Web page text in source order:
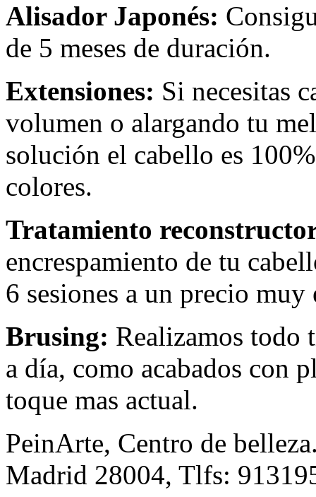
Alisador Japonés:
de 5 meses de duración.
Extensiones: Si necesitas
volumen o alargando tu
solución el cabello es
colores.
Tratamiento
encrespamiento de tu
6 sesiones a un precio
Brusing: Realizamos todo
a día, como acabados con
toque mas actual.
PeinArte, Centro de
Madrid 28004, Tlfs: